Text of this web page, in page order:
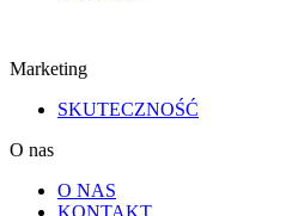
Marketing
SKUTECZNOŚĆ
O nas
O NAS